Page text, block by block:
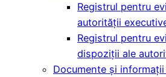
Registrul pentru
autorității
Registrul pentru
dispoziții ale
Documente și